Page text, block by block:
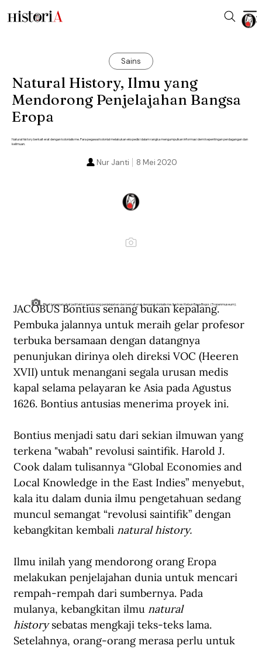
Sains
Natural History, Ilmu yang
Mendorong Penjelajahan Bangsa
Eropa
Natural history berkait erat dengan kolonialisme. Para pegawai kolonial melakukan ekspedisi dalam rangka mengumpulkan informasi demi kepentingan perdagangan dan
keilmuan.
8 Mei 2020
Nur Janti
Riset tanaman obat jadi faktor pendorong penjelajahan dan berkait erat dengan kolonialisme. Ilustrasi Kebun Raya Bogor. (Tropenmuseum).
JACOBUS Bontius senang bukan kepalang.
Pembuka jalannya untuk meraih gelar profesor
terbuka bersamaan dengan datangnya
penunjukan dirinya oleh direksi VOC (Heeren
XVII) untuk menangani segala urusan medis
kapal selama pelayaran ke Asia pada Agustus
1626. Bontius antusias menerima proyek ini.
Bontius menjadi satu dari sekian ilmuwan yang
terkena "wabah" revolusi saintifik. Harold J.
Cook dalam tulisannya “Global Economies and
Local Knowledge in the East Indies” menyebut,
kala itu dalam dunia ilmu pengetahuan sedang
muncul semangat “revolusi saintifik” dengan
kebangkitan kembali natural history.
Ilmu inilah yang mendorong orang Eropa
melakukan penjelajahan dunia untuk mencari
rempah-rempah dari sumbernya. Pada
mulanya, kebangkitan ilmu natural
history sebatas mengkaji teks-teks lama.
Setelahnya, orang-orang merasa perlu untuk